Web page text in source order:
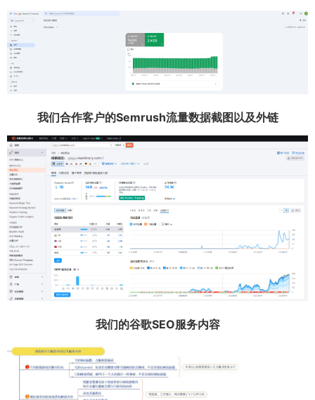
我们合作客户的Semrush流量数据截图以及外链
我们的谷歌SEO服务内容